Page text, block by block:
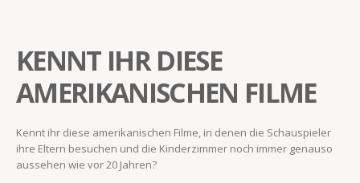
KENNT IHR DIESE
AMERIKANISCHEN FILME
Kennt ihr diese amerikanischen Filme, in denen die Schauspieler
ihre Eltern besuchen und die Kinderzimmer noch immer genauso
aussehen wie vor 20 Jahren?